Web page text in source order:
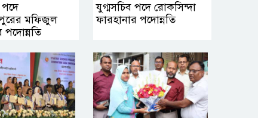
পদে
মফিজুল
পদোন্নতি
যুগ্মসচিব পদে রোকসিন্দা
ফারহানার পদোন্নতি